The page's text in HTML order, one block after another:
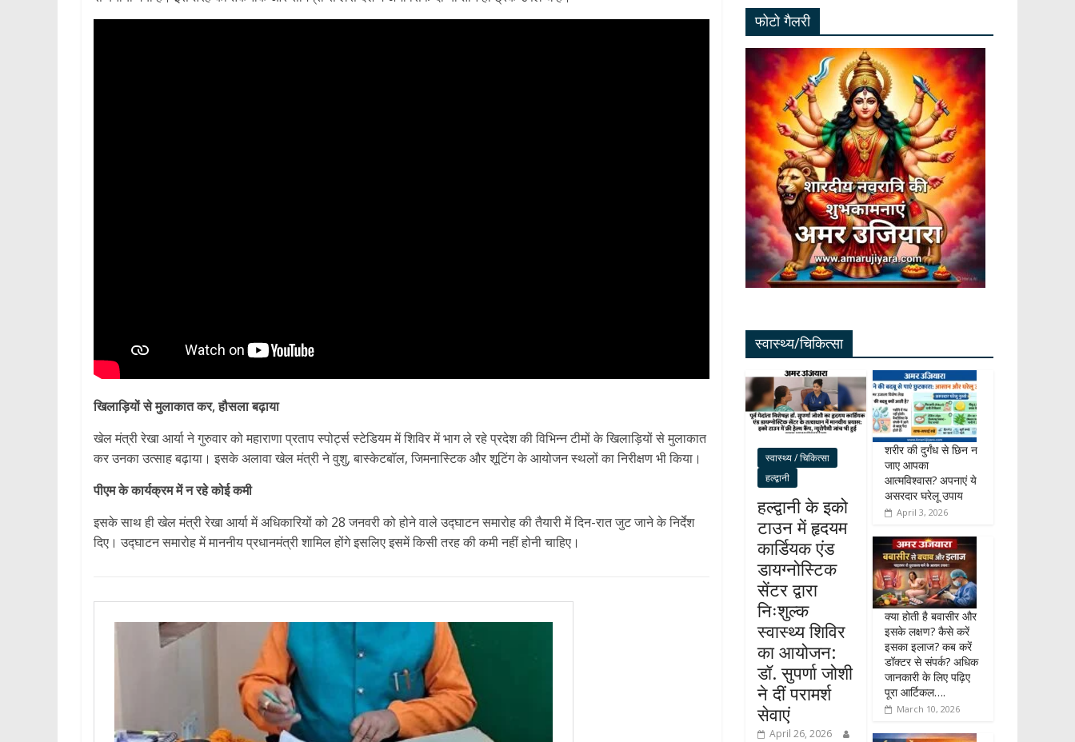
खिलाड़ियों से मुलाकात कर, हौसला बढ़ाया
खेल मंत्री रेखा आर्या ने गुरुवार को महाराणा प्रताप स्पोर्ट्स स्टेडियम में शिविर में भाग ले रहे प्रदेश की विभिन्न टीमों के खिलाड़ियों से मुलाकात
कर उनका उत्साह बढ़ाया। इसके अलावा खेल मंत्री ने वुशु, बास्केटबॉल, जिमनास्टिक और शूटिंग के आयोजन स्थलों का निरीक्षण भी किया।
पीएम के कार्यक्रम में न रहे कोई कमी
इसके साथ ही खेल मंत्री रेखा आर्या में अधिकारियों को 28 जनवरी को होने वाले उद्घाटन समारोह की तैयारी में दिन-रात जुट जाने के निर्देश
दिए। उद्घाटन समारोह में माननीय प्रधानमंत्री शामिल होंगे इसलिए इसमें किसी तरह की कमी नहीं होनी चाहिए।
फोटो गैलरी
स्वास्थ्य/चिकित्सा
स्वास्थ्य / चिकित्सा
हल्द्वानी
हल्द्वानी के इको
टाउन में हृदयम
कार्डियक एंड
डायग्नोस्टिक
सेंटर द्वारा
निःशुल्क
स्वास्थ्य शिविर
का आयोजन:
डॉ. सुपर्णा जोशी
ने दीं परामर्श
सेवाएं
April 26, 2026
शरीर की दुर्गंध से छिन न
जाए आपका
आत्मविश्वास? अपनाएं ये
असरदार घरेलू उपाय
April 3, 2026
क्या होती है बवासीर और
इसके लक्षण? कैसे करें
इसका इलाज? कब करें
डॉक्टर से संपर्क? अधिक
जानकारी के लिए पढ़िए
पूरा आर्टिकल….
March 10, 2026